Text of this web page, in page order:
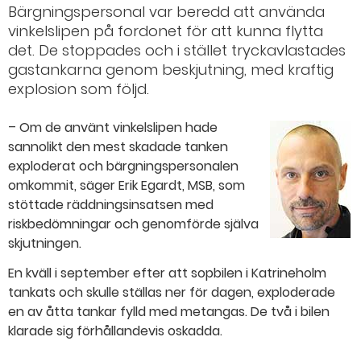
Bärgningspersonal var beredd att använda
vinkelslipen på fordonet för att kunna flytta
det. De stoppades och i stället tryckavlastades
gastankarna genom beskjutning, med kraftig
explosion som följd.
– Om de använt vinkelslipen hade
sannolikt den mest skadade tanken
exploderat och bärgningspersonalen
omkommit, säger Erik Egardt, MSB, som
stöttade räddningsinsatsen med
riskbedömningar och genomförde själva
skjutningen.
En kväll i september efter att sopbilen i Katrineholm
tankats och skulle ställas ner för dagen, exploderade
en av åtta tankar fylld med metangas. De två i bilen
klarade sig förhållandevis oskadda.